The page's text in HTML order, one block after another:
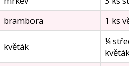
brambora
1 ks
květák
¼